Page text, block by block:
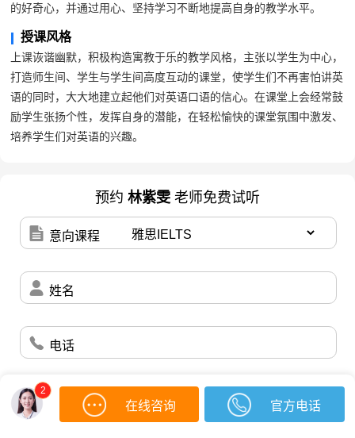
的好奇心，并通过用心、坚持学习不断地提高自身的教学水平。
授课风格
上课诙谐幽默，积极构造寓教于乐的教学风格，主张以学生为中心，
打造师生间、学生与学生间高度互动的课堂，使学生们不再害怕讲英
语的同时，大大地建立起他们对英语口语的信心。在课堂上会经常鼓
励学生张扬个性，发挥自身的潜能，在轻松愉快的课堂氛围中激发、
培养学生们对英语的兴趣。
预约 林紫雯 老师免费试听
意向课程
姓名
电话
立即预约
2
在线咨询 官方电话